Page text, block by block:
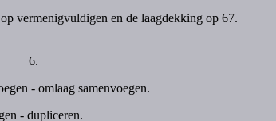
vermenigvuldigen en de laagdekking op 67.
6.
- omlaag samenvoegen.
- dupliceren.